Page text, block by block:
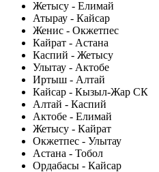
Жетысу - Елимай
Атырау - Кайсар
Женис - Окжетпес
Кайрат - Астана
Каспий - Жетысу
Улытау - Актобе
Иртыш - Алтай
Кайсар - Кызыл-Жар СК
Алтай - Каспий
Актобе - Елимай
Жетысу - Кайрат
Окжетпес - Улытау
Астана - Тобол
Ордабасы - Кайсар